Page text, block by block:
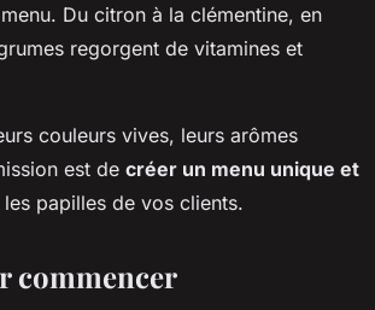
Du citron à la clémentine, en
regorgent de vitamines et
couleurs vives, leurs arômes
est de créer un menu unique et
papilles de vos clients.
commencer